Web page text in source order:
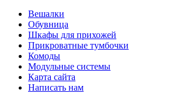
Вешалки
Обувница
Шкафы для прихожей
Прикроватные тумбочки
Комоды
Модульные системы
Карта сайта
Написать нам